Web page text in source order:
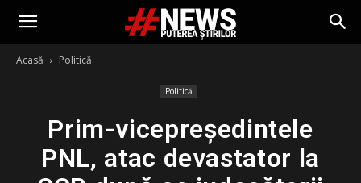
Acasă Politică
Politică
Prim-vicepreședintele
PNL, atac devastator la